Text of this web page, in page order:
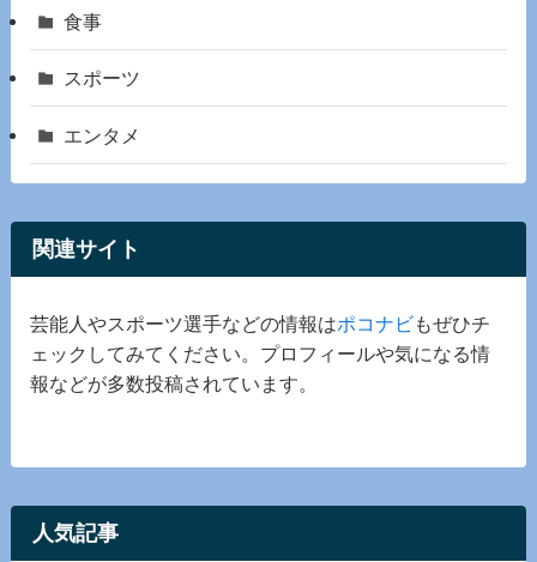
食事
スポーツ
エンタメ
関連サイト
芸能人やスポーツ選手などの情報はポコナビもぜひチ
ェックしてみてください。プロフィールや気になる情
報などが多数投稿されています。
人気記事